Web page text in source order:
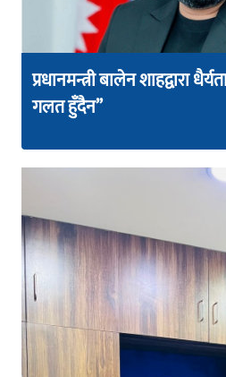
प्रधानमन्त्री बालेन शाहद्वारा
गलत हुँदैन”